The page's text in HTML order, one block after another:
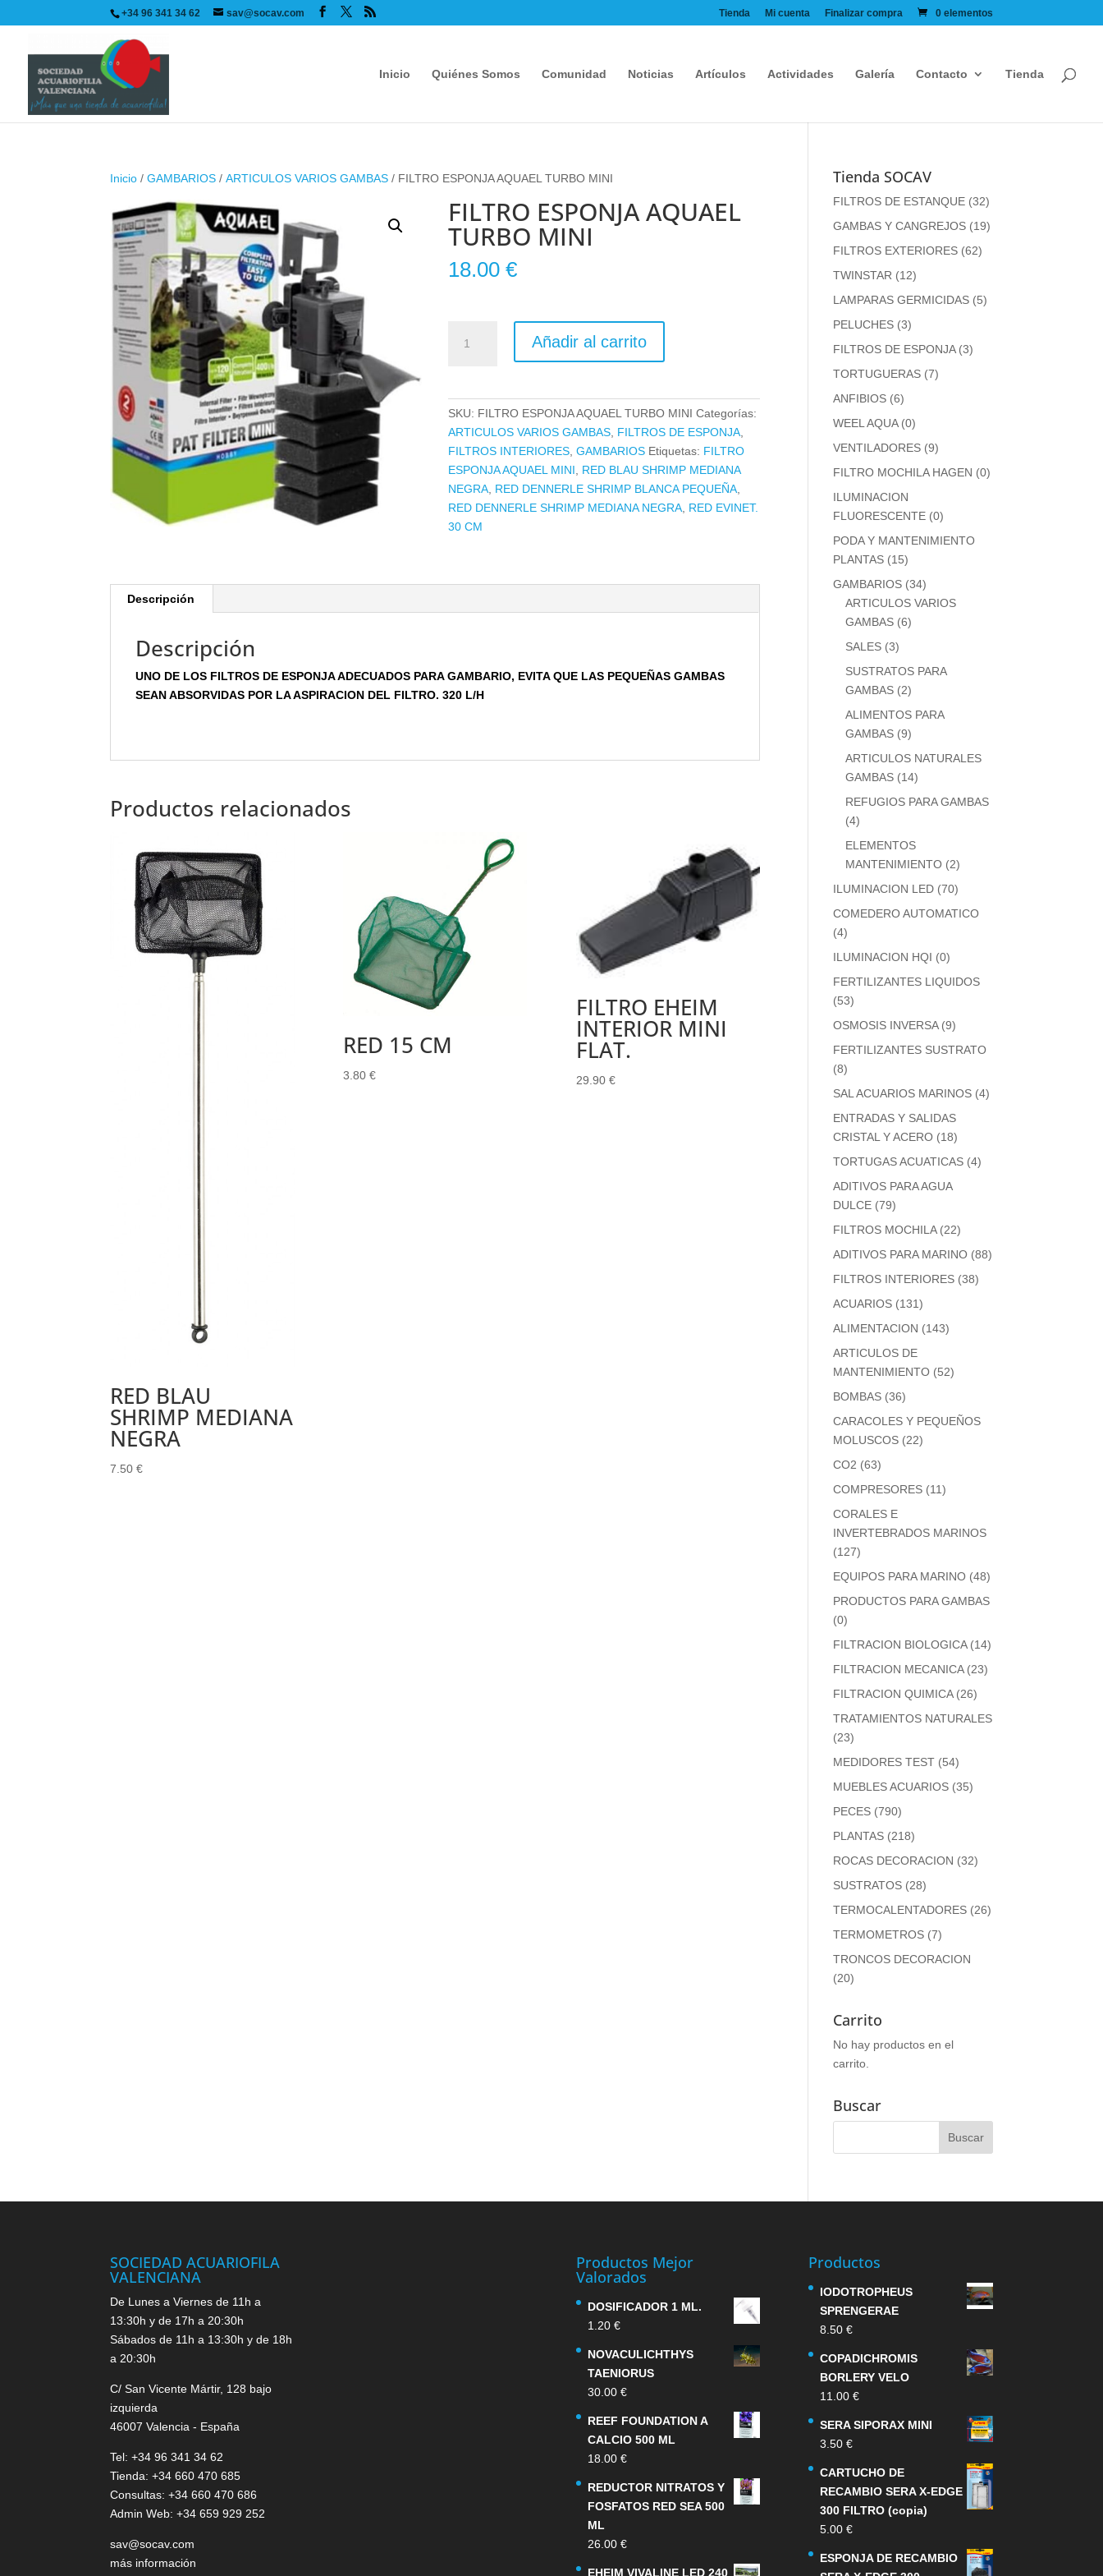
+34 96 341 34 62 sav@socav.com Tienda Mi cuenta Finalizar compra 0 elementos
Inicio Quiénes Somos Comunidad Noticias Artículos Actividades Galería Contacto Tienda
Inicio /GAMBARIOS /ARTICULOS VARIOS GAMBAS / FILTRO ESPONJA AQUAEL TURBO MINI
FILTRO ESPONJA AQUAEL
TURBO MINI
18.00€
ESPONJA
Añadir al carrito
SKU: FILTRO ESPONJA AQUAEL TURBO MINI Categorías:
ARTICULOS VARIOS GAMBAS FILTROS DE ESPONJA
FILTROS INTERIORES ,GAMBARIOS Etiquetas: FILTRO
ESPONJA AQUAEL MINI
RED BLAU SHRIMP MEDIANA
NEGRA RED DENNERLE SHRIMP BLANCA PEQUEÑA
RED DENNERLE SHRIMP MEDIANA NEGRA RED EVINET.
30 CM
Descripción
Descripción
UNO DE LOS FILTROS DE ESPONJA ADECUADOS PARA GAMBARIO, EVITA QUE LAS PEQUEÑAS GAMBAS
SEAN ABSORVIDAS POR LA ASPIRACION DEL FILTRO. 320 L/H
Productos relacionados
RED BLAU
SHRIMP MEDIANA
NEGRA
7.50€
RED 15 CM
3.80 €
FILTRO EHEIM
INTERIOR MINI
FLAT.
29.90 €
Tienda SOCAV
FILTROS DE ESTANQUE (32)
GAMBAS Y CANGREJOS (19)
FILTROS EXTERIORES (62)
TWINSTAR (12)
LAMPARAS GERMICIDAS (5)
PELUCHES (3)
FILTROS DE ESPONJA (3)
TORTUGUERAS (7)
ANFIBIOS (6)
WEEL AQUA (0)
VENTILADORES (9)
FILTRO MOCHILA HAGEN (0)
ILUMINACION
FLUORESCENTE (0)
PODA Y MANTENIMIENTO
PLANTAS (15)
GAMBARIOS (34)
ARTICULOS VARIOS
GAMBAS (6)
SALES (3)
SUSTRATOS PARA
GAMBAS (2)
ALIMENTOS PARA
GAMBAS (9)
ARTICULOS NATURALES
GAMBAS (14)
REFUGIOS PARA GAMBAS
(4)
ELEMENTOS
MANTENIMIENTO (2)
ILUMINACION LED (70)
COMEDERO AUTOMATICO
(4)
ILUMINACION HQI (0)
FERTILIZANTES LIQUIDOS
(53)
OSMOSIS INVERSA (9)
FERTILIZANTES SUSTRATO
(8)
SAL ACUARIOS MARINOS (4)
ENTRADAS Y SALIDAS
CRISTAL Y ACERO (18)
TORTUGAS ACUATICAS (4)
ADITIVOS PARA AGUA
DULCE (79)
FILTROS MOCHILA (22)
ADITIVOS PARA MARINO (88)
FILTROS INTERIORES (38)
ACUARIOS (131)
ALIMENTACION (143)
ARTICULOS DE
MANTENIMIENTO (52)
BOMBAS (36)
CARACOLES Y PEQUEÑOS
MOLUSCOS (22)
CO2 (63)
COMPRESORES (11)
CORALES E
INVERTEBRADOS MARINOS
(127)
EQUIPOS PARA MARINO (48)
PRODUCTOS PARA GAMBAS
(0)
FILTRACION BIOLOGICA (14)
FILTRACION MECANICA (23)
FILTRACION QUIMICA (26)
TRATAMIENTOS NATURALES
(23)
MEDIDORES TEST (54)
MUEBLES ACUARIOS (35)
PECES (790)
PLANTAS (218)
ROCAS DECORACION (32)
SUSTRATOS (28)
TERMOCALENTADORES (26)
TERMOMETROS (7)
TRONCOS DECORACION
(20)
Carrito
No hay productos en el
carrito.
Buscar
SOCIEDAD ACUARIOFILA
VALENCIANA
De Lunes a Viernes de 11h a
13:30h y de 17h a 20:30h
Sábados de 11h a 13:30h y de 18h
a 20:30h
C/ San Vicente Mártir, 128 bajo
izquierda
46007 Valencia - España
Tel: +34 96 341 34 62
Tienda: +34 660 470 685
Consultas: +34 660 470 686
Admin Web: +34 659 929 252
sav@socav.com
más información
Productos Mejor
Valorados
DOSIFICADOR 1 ML.
1.20 €
NOVACULICHTHYS
TAENIORUS
30.00 €
REEF FOUNDATION A
CALCIO 500 ML
18.00 €
REDUCTOR NITRATOS Y
FOSFATOS RED SEA 500
ML
26.00 €
EHEIM VIVALINE LED 240
Productos
IODOTROPHEUS
SPRENGERAE
8.50€
COPADICHROMIS
BORLERY VELO
11.00€
SERA SIPORAX MINI
3.50€
CARTUCHO DE
RECAMBIO SERA X-EDGE
300 FILTRO (copia)
5.00€
ESPONJA DE RECAMBIO